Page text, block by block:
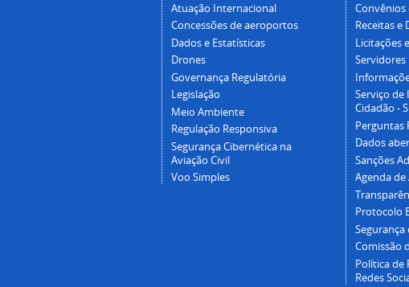
Atuação Internacional
Concessões de aeroportos
Dados e Estatísticas
Drones
Governança Regulatória
Legislação
Meio Ambiente
Regulação Responsiva
Segurança Cibernética na
Aviação Civil
Voo Simples
Convênios
Receitas e
Licitações
Servidores
Serviço de
Cidadão -
Perguntas
Dados
Sanções
Agenda
Protocolo
Comissão
Política de
Redes